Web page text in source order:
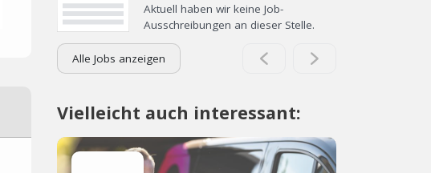
Aktuell haben wir keine Job-
Ausschreibungen an dieser Stelle.
Alle Jobs anzeigen
Vielleicht auch interessant: